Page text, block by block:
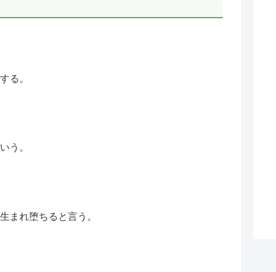
る。
う。
まれ堕ちると言う。